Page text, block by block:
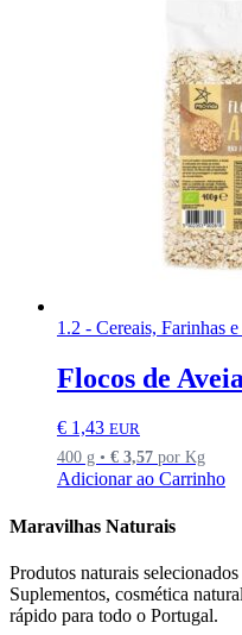
1.2 - Cereais, Farinhas e
Flocos de
€ 1,43 EUR
400 g • € 3,57 por Kg
Adicionar ao Carrinho
Maravilhas Naturais
Produtos naturais
Suplementos, cosmética
rápido para todo o Portugal.